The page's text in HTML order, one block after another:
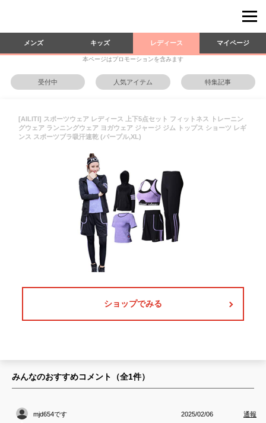
メンズ キッズ レディース マイページ
本ページはプロモーションを含みます
受付中 人気アイテム 特集記事
[AILITI] スポーツウェア レディース 上下5点セット フィットネス トレーニン
グウェア ランニングウェア ヨガウェア ジャージ ジム トップス ショーツ レギ
ンス スポーツブラ吸汗速乾 (パープル,XL)
ショップでみる
みんなのおすすめコメント（全1件）
mjd654です 2025/02/06 通報